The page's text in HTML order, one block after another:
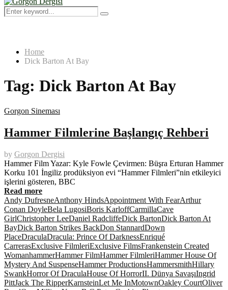
Menu
Search
for:
Search
Home
Dick Barton At Bay
Tag: Dick Barton At Bay
Gorgon Sineması
Hammer Filmlerine Başlangıç Rehberi
by Gorgon Dergisi
Hammer Film Yazar: Kyle Fowle Çevirmen: Büşra Erturan Hammer
Korku 101 İngiliz prodüksiyon evi “Hammer Filmleri”nin etkileyici
işlerini gösteren, BBC
Read more
Andy DufresneAnthony HindsAppointment With FearArthur
Conan DoyleBela LugosiBoris KarloffCarmillaCave
GirlChristopher LeeDaniel RadcliffeDick BartonDick Barton At
BayDick Barton Strikes BackDon StannardDown
PlaceDraculaDracula: Prince Of DarknessEnriqué
CarrerasExclusive FilmleriExclusive FilmsFrankenstein Created
WomanhammerHammer FilmHammer FilmleriHammer House Of
Mystery And SuspenseHammer ProductionsHammersmithHillary
SwankHorror Of DraculaHouse Of HorrorII. Dünya SavaşıIngrid
PittJack The RipperKarnsteinLet Me InMotownOakley CourtOliver